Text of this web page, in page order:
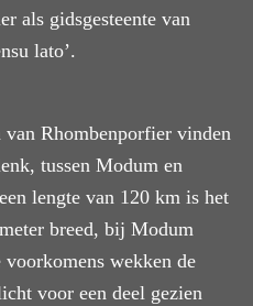
als gidsgesteente van
lato’.
Rhombenporfier vinden
tussen Modum en
lengte van 120 km is het
breed, bij Modum
wekken de
voor een deel gezien